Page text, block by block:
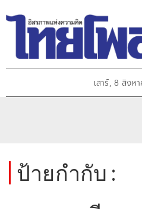
เสาร์, 8 สิงห
ป้ายกำกับ :